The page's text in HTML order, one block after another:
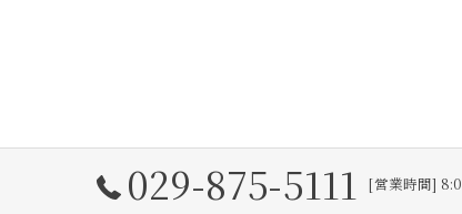
029-875-5111 [営業時間]